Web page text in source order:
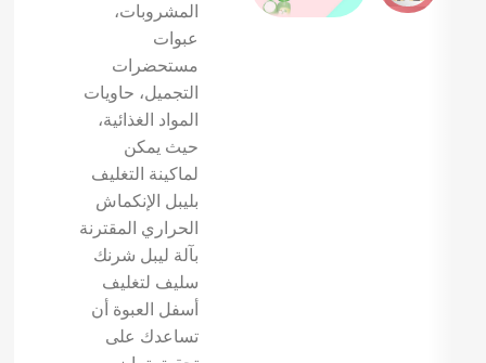
المشروبات،
عبوات
مستحضرات
التجميل، حاويات
المواد الغذائية،
حيث يمكن
لماكينة التغليف
بليبل الإنكماش
الحراري المقترنة
بآلة ليبل شرنك
سليف لتغليف
أسفل العبوة أن
تساعدك على